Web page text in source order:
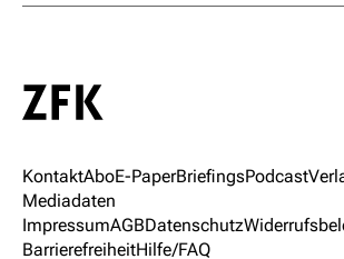
KontaktAboE-PaperBriefingsPodcast
Mediadaten
ImpressumAGBDatenschutz
BarrierefreiheitHilfe/FAQ